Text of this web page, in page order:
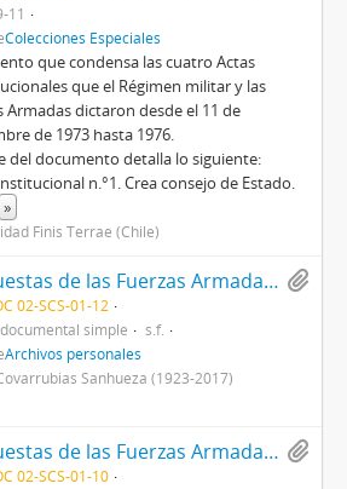
11
Colecciones Especiales
que condensa las cuatro Actas
que el Régimen militar y las
Armadas dictaron desde el 11 de
de 1973 hasta 1976.
del documento detalla lo siguiente:
n.°1. Crea consejo de Estado.
»
Finis Terrae (Chile)
Respuestas de las Fuerzas Armadas en materia del anteproyecto sobre el ejercicio y reemplazo del cargo de Presidente de la República
02-SCS-01-12
simple
s.f.
Archivos personales
Sanhueza (1923-2017)
Respuestas de las Fuerzas Armadas y Carabineros sobre materia propuesta en el anteproyecto que plantea la separación del ejército de los poderes del Estado
02-SCS-01-10